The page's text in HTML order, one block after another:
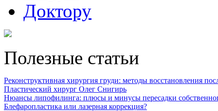
Доктору
Полезные статьи
Реконструктивная хирургия груди: методы восстановления
Пластический хирург Олег Снигирь
Нюансы липофилинга: плюсы и минусы пересадки
Блефаропластика или лазерная коррекция?